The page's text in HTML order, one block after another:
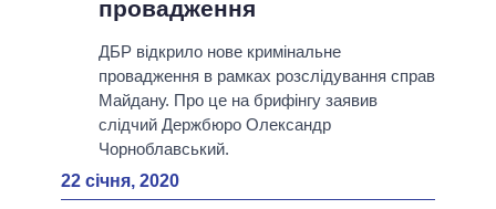
провадження
ДБР відкрило нове кримінальне
провадження в рамках розслідування справ
Майдану. Про це на брифінгу заявив
слідчий Держбюро Олександр
Чорноблавський.
22 січня, 2020